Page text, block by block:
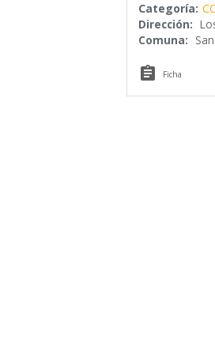
Categoría:
Dirección:
Comuna:
 Ficha